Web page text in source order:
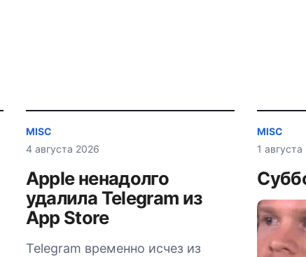
MISC
4 августа 2026
Apple ненадолго
удалила Telegram из
App Store
Telegram временно исчез из
MISC
1